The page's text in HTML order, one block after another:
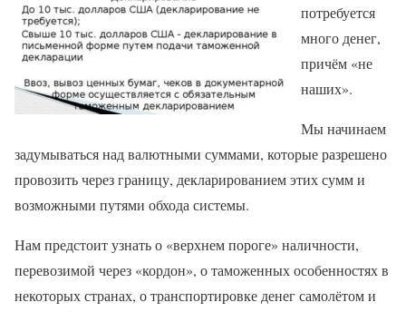
потребуется
много денег,
причём «не
наших».
Мы начинаем
задумываться над валютными суммами, которые разрешено
провозить через границу, декларированием этих сумм и
возможными путями обхода системы.
Нам предстоит узнать о «верхнем пороге» наличности,
перевозимой через «кордон», о таможенных особенностях в
некоторых странах, о транспортировке денег самолётом и